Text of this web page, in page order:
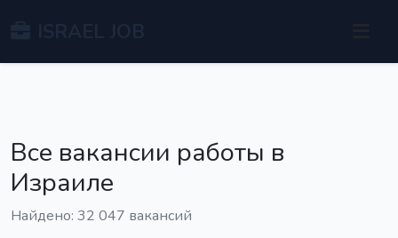
Все вакансии работы в
Израиле
Найдено: 32 047 вакансий